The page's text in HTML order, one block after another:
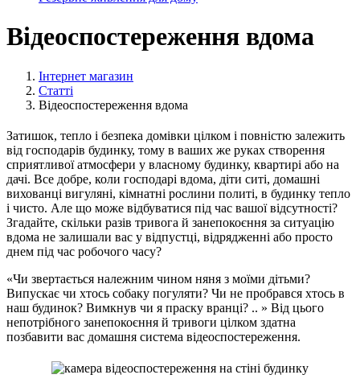
Відеоспостереження вдома
Інтернет магазин
Статті
Відеоспостереження вдома
Затишок, тепло і безпека домівки цілком і повністю залежить
від господарів будинку, тому в ваших же руках створення
сприятливої атмосфери у власному будинку, квартирі або на
дачі. Все добре, коли господарі вдома, діти ситі, домашні
вихованці вигуляні, кімнатні рослини политі, в будинку тепло
і чисто. Але що може відбуватися під час вашої відсутності?
Згадайте, скільки разів тривога й занепокоєння за ситуацію
вдома не залишали вас у відпустці, відрядженні або просто
днем під час робочого часу?
«Чи звертається належним чином няня з моїми дітьми?
Випускає чи хтось собаку погуляти? Чи не пробрався хтось в
наш будинок? Вимкнув чи я праску вранці? .. » Від цього
непотрібного занепокоєння й тривоги цілком здатна
позбавити вас домашня система відеоспостереження.